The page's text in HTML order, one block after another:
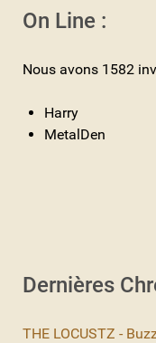
On Line :
Nous avons 1582
Harry
MetalDen
Dernières
THE LOCUSTZ -